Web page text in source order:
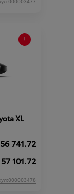
56 741.72
57 101.72